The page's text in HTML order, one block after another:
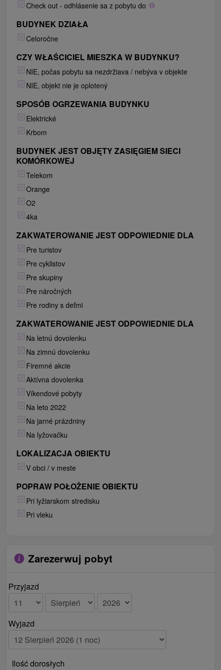
Check out - odhlásenie sa z pobytu do
BUDYNEK DZIAŁA
Celoročne
CZY WŁAŚCICIEL MIESZKA W BUDYNKU?
NIE, počas pobytu sa nezdržiava / nebýva v objekte
NIE, objekt nie je oplotený
SPOSÓB OGRZEWANIA BUDYNKU
Elektrické
Krbom
BUDYNEK JEST OBJĘTY ZASIĘGIEM SIECI
KOMÓRKOWEJ
Telekom
Orange
O2
4ka
ZAKWATEROWANIE JEST ODPOWIEDNIE DLA
Pre turistov
Pre cyklistov
Pre skupiny
Pre náročných
Pre rodiny s deťmi
ZAKWATEROWANIE JEST ODPOWIEDNIE DLA
Na letnú dovolenku
Na zimnú dovolenku
Firemné akcie
Aktívna dovolenka
Víkendové pobyty
Na leto 2022
Na jarné prázdniny
Na lyžovačku
LOKALIZACJA OBIEKTU
V obci / v meste
POPRAW POŁOŻENIE OBIEKTU
Pri lyžiarskom stredisku
Pri vleku
Zarezerwuj pobyt
Przyjazd
Wyjazd
Ilość dorosłych